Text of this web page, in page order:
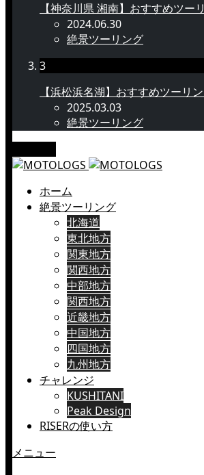
【神奈川県 湘南】おすすめツー
2024.06.30
絶景ツーリング
3
【浜松浜名湖】おすすめツー
2025.03.03
絶景ツーリング
ホーム
絶景ツーリング
北海道
東北地方
関東地方
関西地方
中部地方
関西地方
近畿地方
中国地方
四国地方
九州地方
チャレンジ
KUSHITANI
Peak Design
RISERの使い方
メニュー